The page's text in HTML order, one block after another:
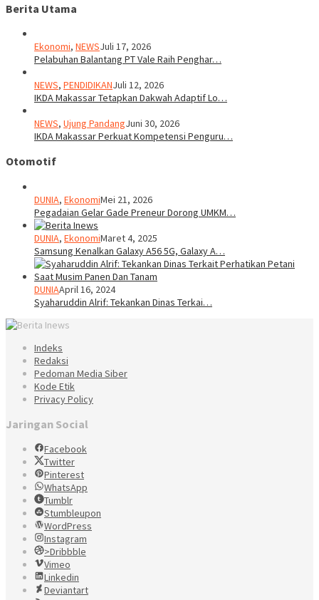
Berita Utama
Ekonomi, NEWSJuli 17, 2026
Pelabuhan Balantang PT Vale Raih Penghar…
NEWS, PENDIDIKANJuli 12, 2026
IKDA Makassar Tetapkan Dakwah Adaptif Lo…
NEWS, Ujung PandangJuni 30, 2026
IKDA Makassar Perkuat Kompetensi Penguru…
Otomotif
DUNIA, EkonomiMei 21, 2026
Pegadaian Gelar Gade Preneur Dorong UMKM…
DUNIA, EkonomiMaret 4, 2025
Samsung Kenalkan Galaxy A56 5G, Galaxy A…
DUNIAApril 16, 2024
Syaharuddin Alrif: Tekankan Dinas Terkai…
Indeks
Redaksi
Pedoman Media Siber
Kode Etik
Privacy Policy
Jaringan Social
Facebook
Twitter
Pinterest
WhatsApp
Tumblr
Stumbleupon
WordPress
Instagram
>Dribbble
Vimeo
Linkedin
Deviantart